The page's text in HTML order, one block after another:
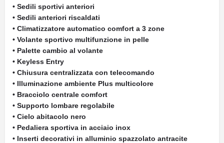
• Sedili sportivi anteriori
• Sedili anteriori riscaldati
• Climatizzatore automatico comfort a 3 zone
• Volante sportivo multifunzione in pelle
• Palette cambio al volante
• Keyless Entry
• Chiusura centralizzata con telecomando
• Illuminazione ambiente Plus multicolore
• Bracciolo centrale comfort
• Supporto lombare regolabile
• Cielo abitacolo nero
• Pedaliera sportiva in acciaio inox
• Inserti decorativi in alluminio spazzolato antracite